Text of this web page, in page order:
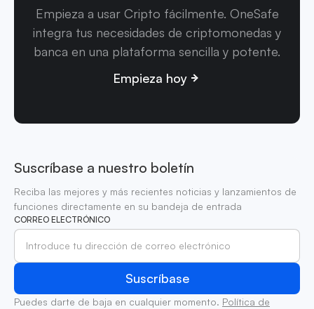
Empieza a usar Cripto fácilmente. OneSafe
integra tus necesidades de criptomonedas y
banca en una plataforma sencilla y potente.
Empieza hoy
Suscríbase a nuestro boletín
Reciba las mejores y más recientes noticias y lanzamientos de
funciones directamente en su bandeja de entrada
CORREO ELECTRÓNICO
Puedes darte de baja en cualquier momento. Política de